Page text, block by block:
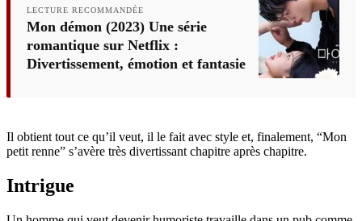
LECTURE RECOMMANDÉE
Mon démon (2023) Une série
romantique sur Netflix :
Divertissement, émotion et fantasie
Il obtient tout ce qu’il veut, il le fait avec style et, finalement, “Mon
petit renne” s’avère très divertissant chapitre après chapitre.
Intrigue